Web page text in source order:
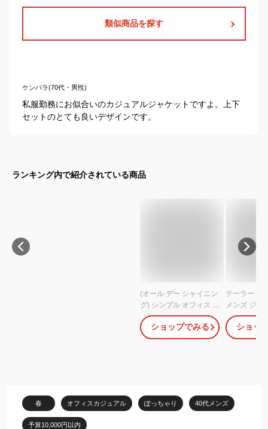
類似商品を探す
ケンバラ(70代・男性)
私服勤務にお似合いのカジュアルジャケットですよ。上下
セットのとても良いデザインです。
ランキング内で紹介されている商品
(オール デー シャイニン
グ) シンプル オフィス テ
ーラード ブラック ジャ
ケット ビジネス スタイ
リッシュ 大きいサイズ
ショップでみる
テーラード
メンズ ジャ
料無料 】全
ドジャケッ
ラード スー
ショッ
春 オフィスカジュアル ぽっちゃり 40代メンズ
予算10,000円以内